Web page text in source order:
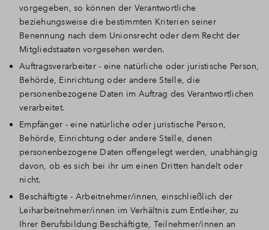
vorgegeben, so können der Verantwortliche
beziehungsweise die bestimmten Kriterien seiner
Benennung nach dem Unionsrecht oder dem Recht der
Mitgliedstaaten vorgesehen werden.
Auftragsverarbeiter - eine natürliche oder juristische Person,
Behörde, Einrichtung oder andere Stelle, die
personenbezogene Daten im Auftrag des Verantwortlichen
verarbeitet.
Empfänger - eine natürliche oder juristische Person,
Behörde, Einrichtung oder andere Stelle, denen
personenbezogene Daten offengelegt werden, unabhängig
davon, ob es sich bei ihr um einen Dritten handelt oder
nicht.
Beschäftigte - Arbeitnehmer/innen, einschließlich der
Leiharbeitnehmer/innen im Verhältnis zum Entleiher, zu
Ihrer Berufsbildung Beschäftigte, Teilnehmer/innen an